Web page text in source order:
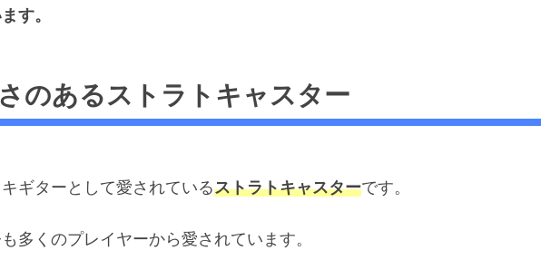
す。
のあるストラトキャスター
ギターとして愛されているストラトキャスターです。
多くのプレイヤーから愛されています。